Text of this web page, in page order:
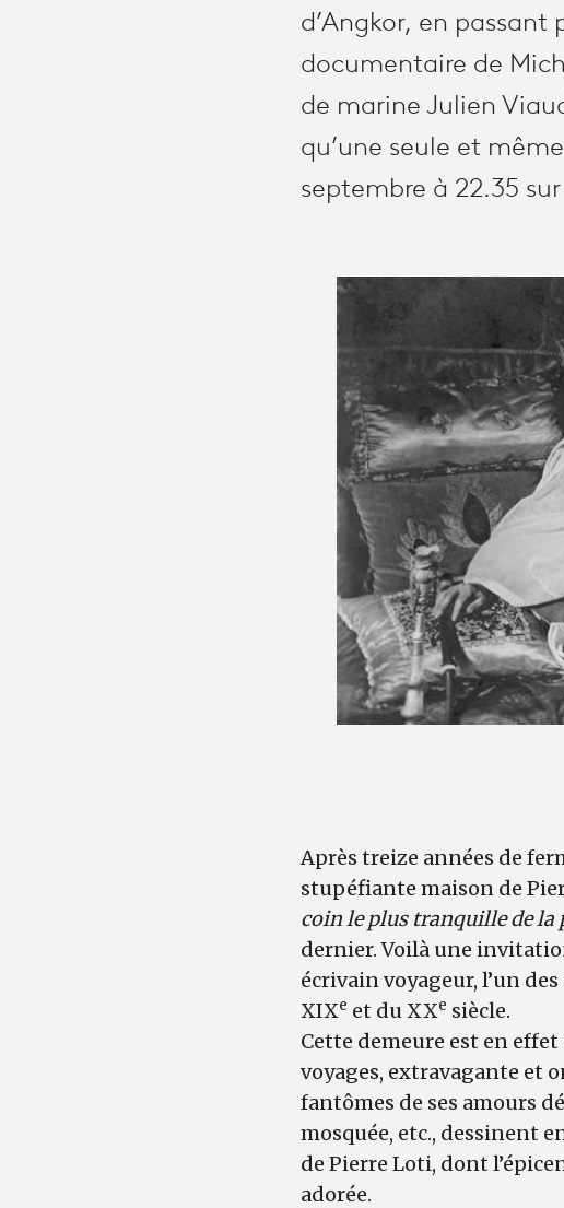
d’Angkor, en
documentaire de
de marine Julien
qu’une seule et
septembre à 22.35 sur
Après treize années de
stupéfiante maison de
coin le plus tranquille de la
dernier. Voilà une
écrivain voyageur, l’un
XIXe et du XXe siècle.
Cette demeure est en
voyages, extravagante et
fantômes de ses amours
mosquée, etc., dessinent
de Pierre Loti, dont
adorée.